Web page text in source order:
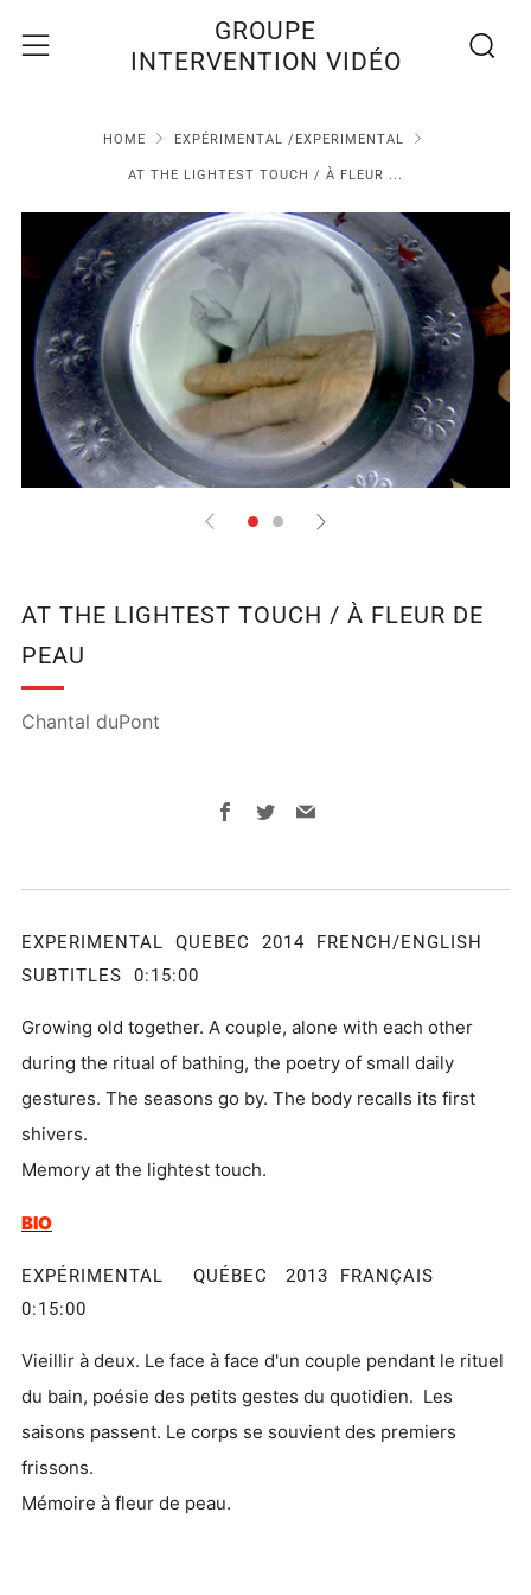
GROUPE
INTERVENTION VIDÉO
Menu
HOME EXPÉRIMENTAL /EXPERIMENTAL
AT THE LIGHTEST TOUCH / À FLEUR ...
AT THE LIGHTEST TOUCH / À FLEUR DE
PEAU
Chantal duPont
Facebook
TwitterEmail
EXPERIMENTAL QUEBEC 2014 FRENCH/ENGLISH
SUBTITLES 0:15:00
Growing old together. A couple, alone with each other
during the ritual of bathing, the poetry of small daily
gestures. The seasons go by. The body recalls its first
shivers.
Memory at the lightest touch.
BIO
EXPÉRIMENTAL QUÉBEC 2013 FRANÇAIS
0:15:00
Vieillir à deux. Le face à face d'un couple pendant le rituel
du bain, poésie des petits gestes du quotidien. Les
saisons passent. Le corps se souvient des premiers
frissons.
Mémoire à fleur de peau.